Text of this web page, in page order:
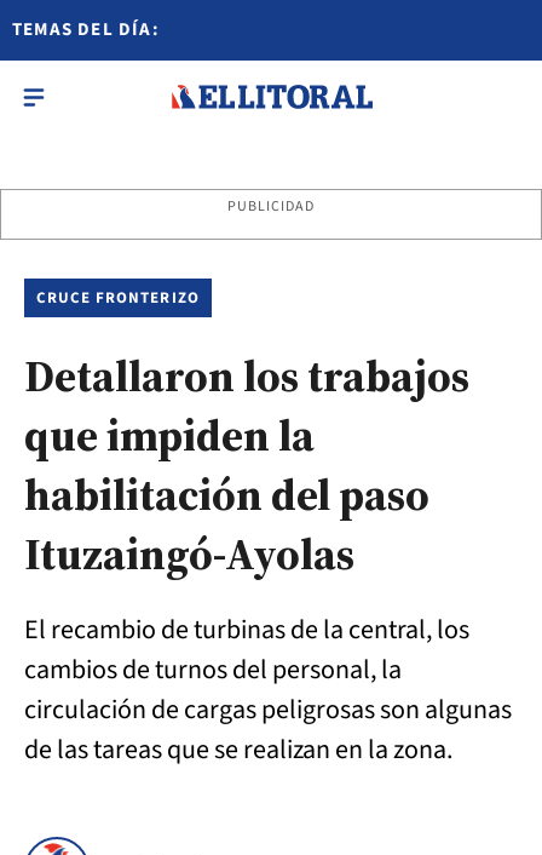
TEMAS DEL DÍA:
PUBLICIDAD
CRUCE FRONTERIZO
Detallaron los trabajos
que impiden la
habilitación del paso
Ituzaingó-Ayolas
El recambio de turbinas de la central, los
cambios de turnos del personal, la
circulación de cargas peligrosas son algunas
de las tareas que se realizan en la zona.